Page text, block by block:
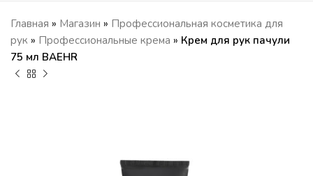
Главная » Магазин » Профессиональная косметика для
рук » Профессиональные крема » Крем для рук пачули
75 мл BAEHR